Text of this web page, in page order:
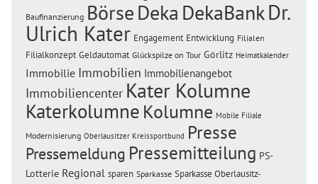
Baufinanzierung BörseDeka DekaBankDr.
Ulrich Kater Engagement Entwicklung Filialen
Filialkonzept Geldautomat Glückspilze on Tour Görlitz Heimatkalender
Immobilie Immobilien Immobilienangebot
Immobiliencenter Kater Kolumne
Katerkolumne Kolumne Mobile Filiale
Modernisierung Oberlausitzer Kreissportbund Presse
Pressemeldung Pressemitteilung PS-
Lotterie Regional sparen Sparkasse Sparkasse Oberlausitz-